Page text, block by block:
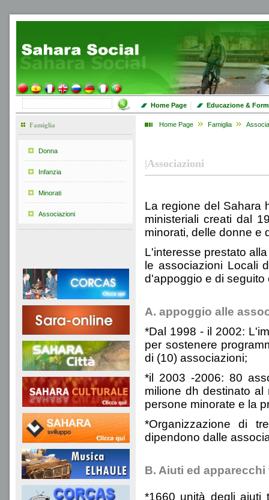
Home Page | Educazione &
Famiglia
Donna
Infanzia
Minorati
Associazioni
Home Page Famiglia
|Associazioni
La regione del Sahara
ministeriali creati dal
minorati, delle donne e
L'interesse prestato
le associazioni Locali
d'appoggio e di seguito
A. appoggio alle
*Dal 1998 - il 2002:
per sostenere
di (10) associazioni;
*il 2003 -2006: 80
milione dh destinato al
persone minorate e la
*Organizzazione di
dipendono dalle
B. Aiuti ed
*1660 unità degli aiuti